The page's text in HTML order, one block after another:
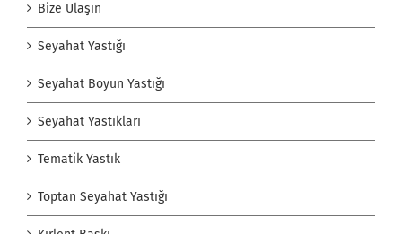
Bize Ulaşın
Seyahat Yastığı
Seyahat Boyun Yastığı
Seyahat Yastıkları
Tematik Yastık
Toptan Seyahat Yastığı